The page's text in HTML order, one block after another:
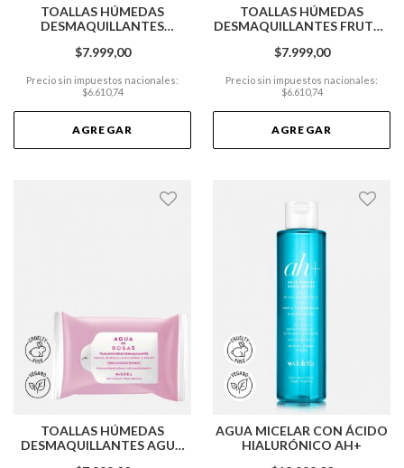
TOALLAS HÚMEDAS
DESMAQUILLANTES
UNIDADES
$7.999,00
Precio sin impuestos nacionales:
$6.610,74
AGREGAR
TOALLAS HÚMEDAS
DESMAQUILLANTES FRUTOS
$7.999,00
Precio sin impuestos nacionales:
$6.610,74
AGREGAR
TOALLAS HÚMEDAS
DESMAQUILLANTES AGUA
AGUA MICELAR CON ÁCIDO
HIALURÓNICO AH+